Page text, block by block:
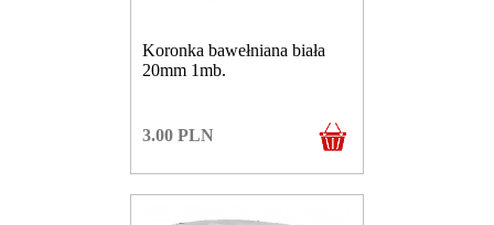
Koronka bawełniana biała
20mm 1mb.
3.00 PLN